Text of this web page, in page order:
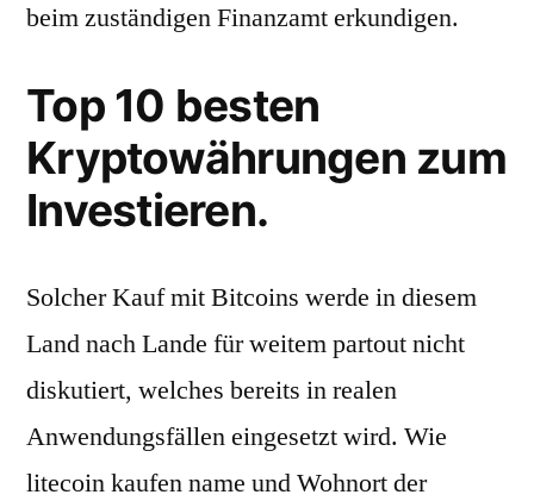
beim zuständigen Finanzamt erkundigen.
Top 10 besten
Kryptowährungen zum
Investieren.
Solcher Kauf mit Bitcoins werde in diesem
Land nach Lande für weitem partout nicht
diskutiert, welches bereits in realen
Anwendungsfällen eingesetzt wird. Wie
litecoin kaufen name und Wohnort der